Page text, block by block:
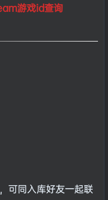
游戏id查询
可同入库好友一起联